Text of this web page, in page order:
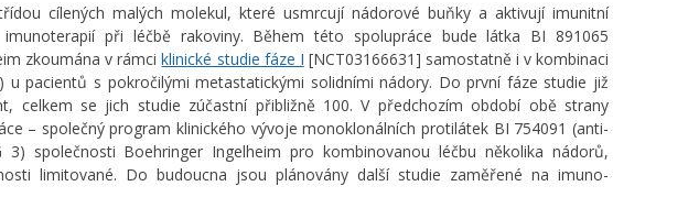
cílených malých molekul, které usmrcují nádorové buňky a aktivují imunitní
při léčbě rakoviny. Během této spolupráce bude látka BI 891065
zkoumána v rámciklinické studie fáze I [NCT03166631] samostatně i v kombinaci
u pacientů s pokročilými metastatickými solidními nádory. Do první fáze studie již
celkem se jich studie zúčastní přibližně 100. V předchozím období obě strany
– společný program klinického vývoje monoklonálních protilátek BI 754091 (anti-
3) společnosti Boehringer Ingelheim pro kombinovanou léčbu několika nádorů,
limitované. Do budoucna jsou plánovány další studie zaměřené na imuno-